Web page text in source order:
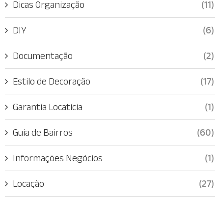
Dicas Organização (11)
DIY (6)
Documentação (2)
Estilo de Decoração (17)
Garantia Locatícia (1)
Guia de Bairros (60)
Informações Negócios (1)
Locação (27)